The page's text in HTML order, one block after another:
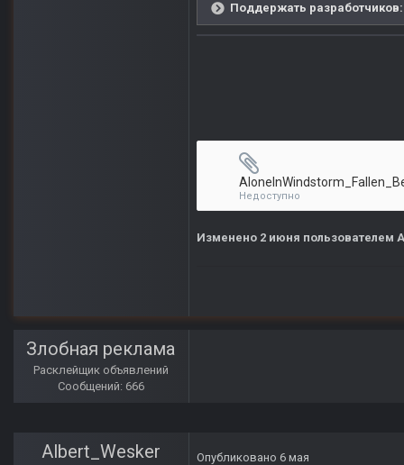
Поддержать разработчиков:
Недоступно
Изменено 2 июня пользователем
Злобная реклама
Расклейщик объявлений
Сообщений: 666
Albert_Wesker Опубликовано 6 мая